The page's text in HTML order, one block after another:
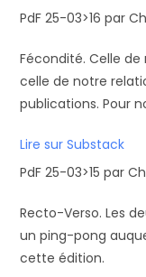
PdF 25-03>16 par
Fécondité. Celle
celle de notre
publications. Pour
Lire sur Substack
PdF 25-03>15 par
Recto-Verso. Les
un ping-pong
cette édition.